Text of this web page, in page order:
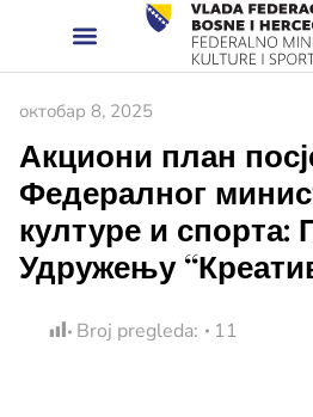
октобар 8, 2025
Акциони план
Федералног
културе и спорта:
Удружењу
Broj pregleda: 11